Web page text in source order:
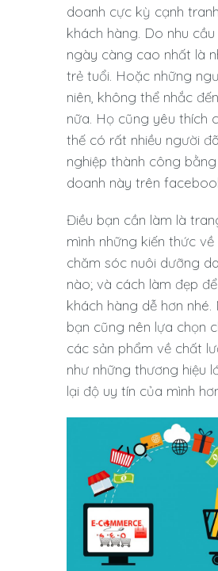
doanh cực kỳ cạnh
khách hàng. Do nhu
ngày càng cao nhất là
trẻ tuổi. Hoặc những
niên, không thể nhắc
nữa. Họ cũng yêu thích
thế có rất nhiều người
nghiệp thành công
doanh này trên
Điều bạn cần làm là
mình những kiến thức về
chăm sóc nuôi dưỡng
nào; và cách làm đẹp
khách hàng dễ hơn
bạn cũng nên lựa chọn
các sản phẩm về chất
như những thương hiệu
lại độ uy tín của mình